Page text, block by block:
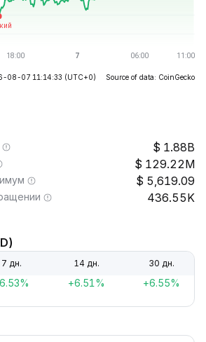
08-07 11:14:33 (UTC+0) Source of data: CoinGecko
1.88B
129.22M
5,619.09
436.55K
7 дн. 14 дн. 30 дн.
+6.51% +6.55%